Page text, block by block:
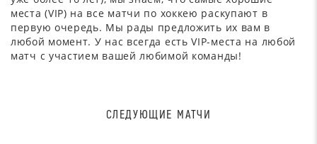
места (VIP) на все матчи по хоккею раскупают в
первую очередь. Мы рады предложить их вам в
любой момент. У нас всегда есть VIP-места на любой
матч с участием вашей любимой команды!
СЛЕДУЮЩИЕ МАТЧИ